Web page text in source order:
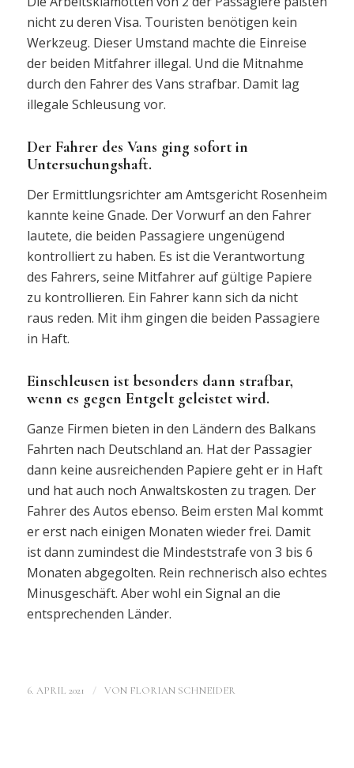
nicht zu deren Visa. Touristen benötigen kein
Werkzeug. Dieser Umstand machte die Einreise
der beiden Mitfahrer illegal. Und die Mitnahme
durch den Fahrer des Vans strafbar. Damit lag
illegale Schleusung vor.
Der Fahrer des Vans ging sofort in
Untersuchungshaft.
Der Ermittlungsrichter am Amtsgericht Rosenheim
kannte keine Gnade. Der Vorwurf an den Fahrer
lautete, die beiden Passagiere ungenügend
kontrolliert zu haben. Es ist die Verantwortung
des Fahrers, seine Mitfahrer auf gültige Papiere
zu kontrollieren. Ein Fahrer kann sich da nicht
raus reden. Mit ihm gingen die beiden Passagiere
in Haft.
Einschleusen ist besonders dann strafbar,
wenn es gegen Entgelt geleistet wird.
Ganze Firmen bieten in den Ländern des Balkans
Fahrten nach Deutschland an. Hat der Passagier
dann keine ausreichenden Papiere geht er in Haft
und hat auch noch Anwaltskosten zu tragen. Der
Fahrer des Autos ebenso. Beim ersten Mal kommt
er erst nach einigen Monaten wieder frei. Damit
ist dann zumindest die Mindeststrafe von 3 bis 6
Monaten abgegolten. Rein rechnerisch also echtes
Minusgeschäft. Aber wohl ein Signal an die
entsprechenden Länder.
6. APRIL 2021 / VON FLORIAN SCHNEIDER